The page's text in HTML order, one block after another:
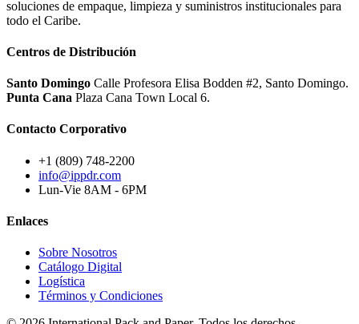
soluciones de empaque, limpieza y suministros institucionales para
todo el Caribe.
Centros de Distribución
Santo Domingo Calle Profesora Elisa Bodden #2, Santo Domingo.
Punta Cana Plaza Cana Town Local 6.
Contacto Corporativo
+1 (809) 748-2200
info@ippdr.com
Lun-Vie 8AM - 6PM
Enlaces
Sobre Nosotros
Catálogo Digital
Logística
Términos y Condiciones